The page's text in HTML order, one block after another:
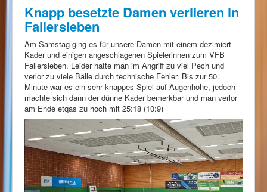
Knapp besetzte Damen verlieren in
Fallersleben
Am Samstag ging es für unsere Damen mit einem dezimiert
Kader und einigen angeschlagenen Spielerinnen zum VFB
Fallersleben. Leider hatte man im Angriff zu viel Pech und
verlor zu viele Bälle durch technische Fehler. Bis zur 50.
Minute war es ein sehr knappes Spiel auf Augenhöhe, jedoch
machte sich dann der dünne Kader bemerkbar und man verlor
am Ende etqas zu hoch mit 25:18 (10:9)